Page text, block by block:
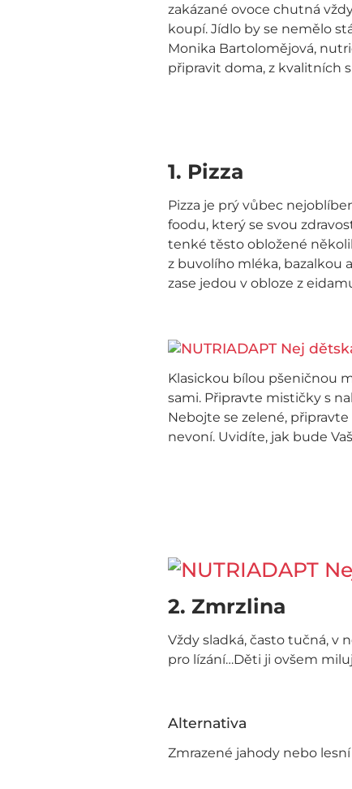
zakázané ovoce chutná
koupí. Jídlo by se nemělo
Monika Bartolomějová,
připravit doma, z kvalitních
1. Pizza
Pizza je prý vůbec
foodu, který se svou
tenké těsto obložené
z buvolího mléka, bazalkou
zase jedou v obloze z
Klasickou bílou pšeničnou
sami. Připravte mističky s
Nebojte se zelené,
nevoní. Uvidíte, jak bude
2. Zmrzlina
Vždy sladká, často tučná,
pro lízání…Děti ji ovšem
Alternativa
Zmrazené jahody nebo